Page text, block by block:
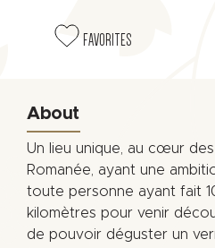
FAVORITES
About
Un lieu unique, au cœur
Romanée, ayant une
toute personne ayant fait
kilomètres pour venir
de pouvoir déguster un